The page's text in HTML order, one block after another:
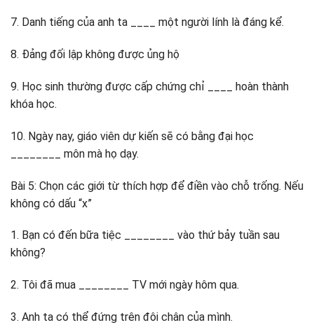
7. Danh tiếng của anh ta ____ một người lính là đáng kể.
8. Đảng đối lập không được ủng hộ
9. Học sinh thường được cấp chứng chỉ ____ hoàn thành
khóa học.
10. Ngày nay, giáo viên dự kiến ​​sẽ có bằng đại học
________ môn mà họ dạy.
Bài 5: Chọn các giới từ thích hợp để điền vào chỗ trống. Nếu
không có dấu “x”
1. Bạn có đến bữa tiệc ________ vào thứ bảy tuần sau
không?
2. Tôi đã mua ________ TV mới ngày hôm qua.
3. Anh ta có thể đứng trên đôi chân của mình.